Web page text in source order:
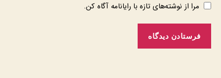
مرا از نوشته‌های تازه با رایانامه آگاه کن.